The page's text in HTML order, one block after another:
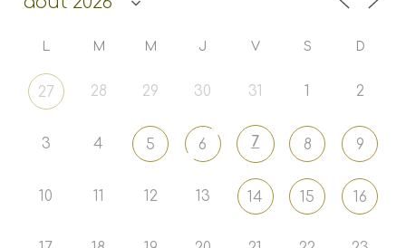
L M M J V S D
27 28 29 30 31 1 2
3 4 5 6 7 8 9
10 11 12 13 14 15 16